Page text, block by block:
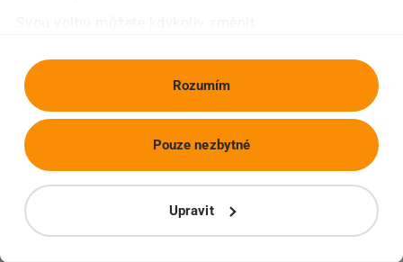
Rozumím
Upravit
Pouze nezbytné